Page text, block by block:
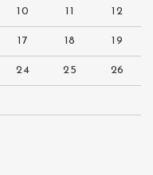
10 11 12
17 18 19
24 25 26